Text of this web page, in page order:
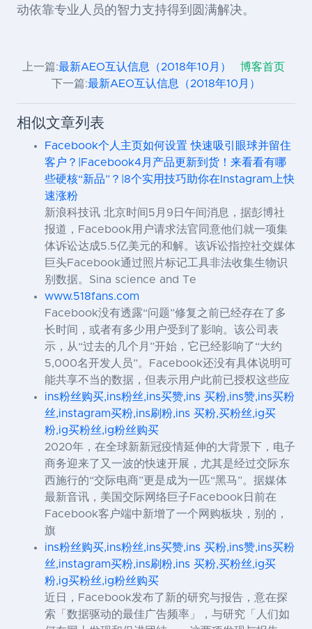
动依靠专业人员的智力支持得到圆满解决。
上一篇:最新AEO互认信息（2018年10月）
博客首页
下一篇:最新AEO互认信息（2018年10月）
相似文章列表
Facebook个人主页如何设置 快速吸引眼球并留住
客户？|Facebook4月产品更新到货！来看看有哪
些硬核“新品”？|8个实用技巧助你在Instagram上快
速涨粉
新浪科技讯 北京时间5月9日午间消息，据彭博社
报道，Facebook用户请求法官同意他们就一项集
体诉讼达成5.5亿美元的和解。该诉讼指控社交媒体
巨头Facebook通过照片标记工具非法收集生物识
别数据。Sina science and Te
www.518fans.com
Facebook没有透露“问题”修复之前已经存在了多
长时间，或者有多少用户受到了影响。该公司表
示，从“过去的几个月”开始，它已经影响了“大约
5,000名开发人员”。Facebook还没有具体说明可
能共享不当的数据，但表示用户此前已授权这些应
ins粉丝购买,ins粉丝,ins买赞,ins 买粉,ins赞,ins买粉
丝,instagram买粉,ins刷粉,ins 买粉,买粉丝,ig买
粉,ig买粉丝,ig粉丝购买
2020年，在全球新新冠疫情延伸的大背景下，电子
商务迎来了又一波的快速开展，尤其是经过交际东
西施行的“交际电商”更是成为一匹“黑马”。据媒体
最新音讯，美国交际网络巨子Facebook日前在
Facebook客户端中新增了一个网购板块，别的，
旗
ins粉丝购买,ins粉丝,ins买赞,ins 买粉,ins赞,ins买粉
丝,instagram买粉,ins刷粉,ins 买粉,买粉丝,ig买
粉,ig买粉丝,ig粉丝购买
近日，Facebook发布了新的研究与报告，意在探
索「数据驱动的最佳广告频率」，与研究「人们如